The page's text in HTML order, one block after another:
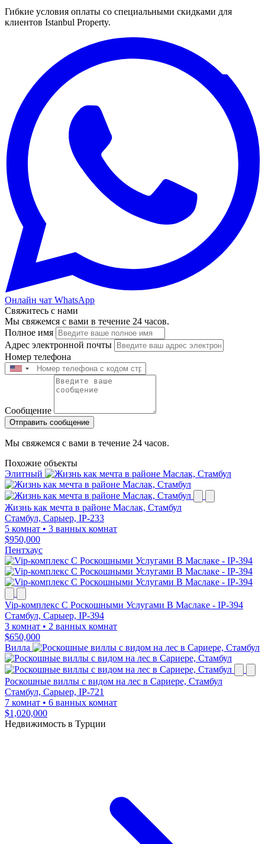
Гибкие условия оплаты со специальными скидками для
клиентов Istanbul Property.
Онлайн чат WhatsApp
Свяжитесь с нами
Мы свяжемся с вами в течение 24 часов.
Полное имя
Адрес электронной почты
Номер телефона
Сообщение
Отправить сообщение
Мы свяжемся с вами в течение 24 часов.
Похожие объекты
Элитный
Жизнь как мечта в районе Маслак, Стамбул
Стамбул, Сарыер, IP-233
5 комнат • 3 ванных комнат
$950,000
Пентхаус
Vip-комплекс С Роскошными Услугами В Маслаке - IP-394
Стамбул, Сарыер, IP-394
3 комнат • 2 ванных комнат
$650,000
Вилла
Роскошные виллы с видом на лес в Сариере, Стамбул
Стамбул, Сарыер, IP-721
7 комнат • 6 ванных комнат
$1,020,000
Недвижимость в Турции